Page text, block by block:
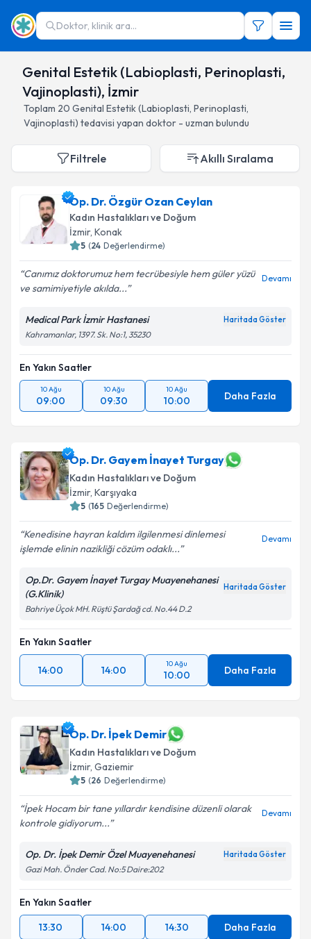
Doktor, klinik ara...
Genital Estetik (Labioplasti, Perinoplasti,
Vajinoplasti), İzmir
Toplam 20 Genital Estetik (Labioplasti, Perinoplasti,
Vajinoplasti) tedavisi yapan doktor - uzman bulundu
Filtrele Akıllı Sıralama
Op. Dr. Özgür Ozan Ceylan
Kadın Hastalıkları ve Doğum
İzmir, Konak
5 (24 Değerlendirme)
Canımız doktorumuz hem tecrübesiyle hem güler yüzü
ve samimiyetiyle akılda...
Devamı
Medical Park İzmir Hastanesi Haritada Göster
Kahramanlar, 1397. Sk. No:1, 35230
En Yakın Saatler
10 Ağu
09:00
10 Ağu
09:30
10 Ağu
10:00 Daha Fazla
Op. Dr. Gayem İnayet Turgay
Kadın Hastalıkları ve Doğum
İzmir, Karşıyaka
5 (165 Değerlendirme)
Kenedisine hayran kaldım ilgilenmesi dinlemesi
işlemde elinin nazikliği cözüm odaklı...
Devamı
Op.Dr. Gayem İnayet Turgay Muayenehanesi
(G.Klinik)
Haritada Göster
Bahriye Üçok MH. Rüştü Şardağ cd. No.44 D.2
En Yakın Saatler
14:00 14:00
10 Ağu
10:00 Daha Fazla
Op. Dr. İpek Demir
Kadın Hastalıkları ve Doğum
İzmir, Gaziemir
5 (26 Değerlendirme)
İpek Hocam bir tane yıllardır kendisine düzenli olarak
kontrole gidiyorum...
Devamı
Op. Dr. İpek Demir Özel Muayenehanesi Haritada Göster
Gazi Mah. Önder Cad. No:5 Daire:202
En Yakın Saatler
13:30
14:00 14:30 Daha Fazla